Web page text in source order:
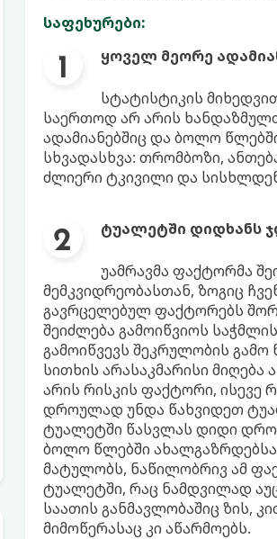
საფეხურები:
ყოველ მეორე
სტატისტიკის
საერთოდ არ არის
ადამიანებშიც და ბოლო
სხვადასხვა: თრომბოზი,
ძლიერი ტკივილი და
ტუალეტში დიდხანს
უამრავმა ფაქტორმა
მემკვიდრეობასთან, ზოგიც
გავრცელებულ ფაქტორებს
შეიძლება გამოიწვიოს
გამოიწვევს შეკრულობის
სითხის არასაკმარისი
არის რისკის ფაქტორი,
დროულად უნდა წახვიდეთ
ტუალეტში წასვლას დიდი
ბოლო წლებში ახალგაზრდებსა
მატულობს, ნაწილობრივ ამ
ტუალეტში, რაც ნამდვილად
საათის განმავლობაშიც ზის,
მიმოწერასაც კი აწარმოებს.